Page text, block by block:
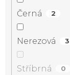
Černá 2
Nerezová 3
Stříbrná 0